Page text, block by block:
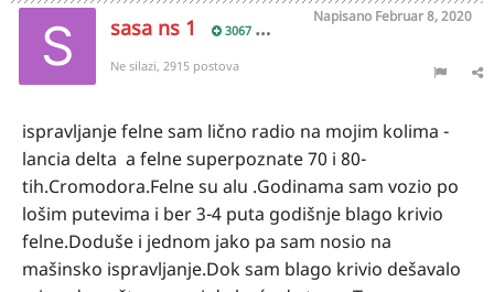
sasa ns 1 3067
Napisano Februar 8, 2020
Ne silazi, 2915 postova
ispravljanje felne sam lično radio na mojim kolima -
lancia delta a felne superpoznate 70 i 80-
tih.Cromodora.Felne su alu .Godinama sam vozio po
lošim putevima i ber 3-4 puta godišnje blago krivio
felne.Doduše i jednom jako pa sam nosio na
mašinsko ispravljanje.Dok sam blago krivio dešavalo